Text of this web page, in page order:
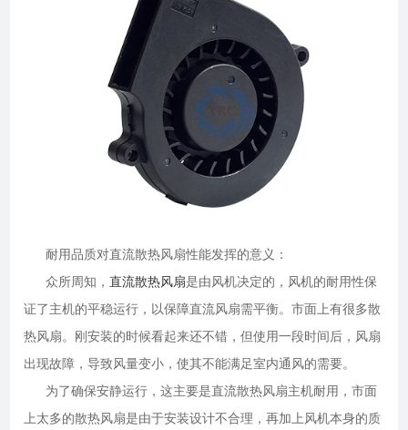
耐用品质对直流散热风扇性能发挥的意义：
众所周知，直流散热风扇是由风机决定的，风机的耐用性保
证了主机的平稳运行，以保障直流风扇需平衡。市面上有很多散
热风扇。刚安装的时候看起来还不错，但使用一段时间后，风扇
出现故障，导致风量变小，使其不能满足室内通风的需要。
为了确保安静运行，这主要是直流散热风扇主机耐用，市面
上太多的散热风扇是由于安装设计不合理，再加上风机本身的质